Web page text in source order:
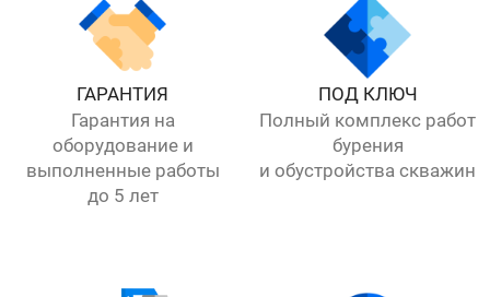
ГАРАНТИЯ
Гарантия на
оборудование и
выполненные работы
до 5 лет
ПОД КЛЮЧ
Полный комплекс работ
бурения
и обустройства скважин